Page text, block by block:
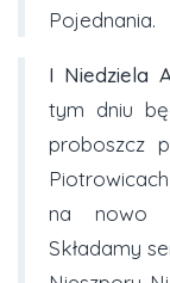
Pojednania.
I Niedziela
tym dniu
proboszcz
na nowo
Składamy